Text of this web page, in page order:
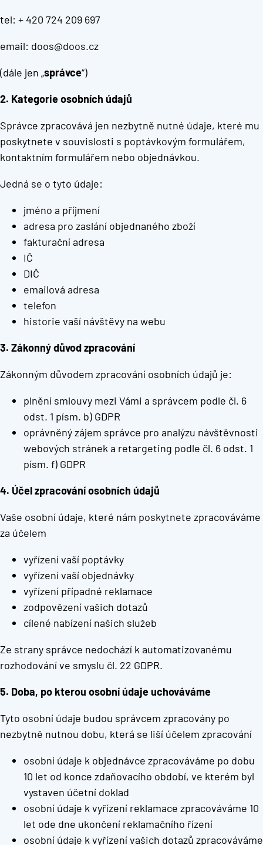
tel: + 420 724 209 697
email: doos@doos.cz
(dále jen „správce“)
2. Kategorie osobních údajů
Správce zpracovává jen nezbytně nutné údaje, které mu
poskytnete v souvislosti s poptávkovým formulářem,
kontaktním formulářem nebo objednávkou.
Jedná se o tyto údaje:
jméno a příjmení
adresa pro zaslání objednaného zboží
fakturační adresa
IČ
DIČ
emailová adresa
telefon
historie vaší návštěvy na webu
3. Zákonný důvod zpracování
Zákonným důvodem zpracování osobních údajů je:
plnění smlouvy mezi Vámi a správcem podle čl. 6
odst. 1 písm. b) GDPR
oprávněný zájem správce pro analýzu návštěvnosti
webových stránek a retargeting podle čl. 6 odst. 1
písm. f) GDPR
4. Účel zpracování osobních údajů
Vaše osobní údaje, které nám poskytnete zpracováváme
za účelem
vyřízení vaší poptávky
vyřízení vaší objednávky
vyřízení případné reklamace
zodpovězení vašich dotazů
cílené nabízení našich služeb
Ze strany správce nedochází k automatizovanému
rozhodování ve smyslu čl. 22 GDPR.
5. Doba, po kterou osobní údaje uchováváme
Tyto osobní údaje budou správcem zpracovány po
nezbytně nutnou dobu, která se liší účelem zpracování
osobní údaje k objednávce zpracováváme po dobu
10 let od konce zdaňovacího období, ve kterém byl
vystaven účetní doklad
osobní údaje k vyřízení reklamace zpracováváme 10
let ode dne ukončení reklamačního řízení
osobní údaje k vyřízení vašich dotazů zpracováváme